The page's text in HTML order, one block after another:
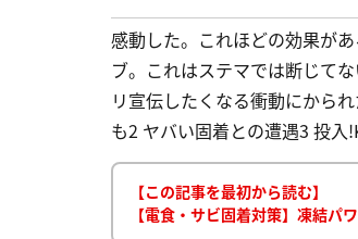
感動した。これほどの効果が
ブ。これはステマでは断じて
リ宣伝したくなる衝動にから
も2 ヤバい固着との遭遇3 投
【この記事を最初から読む】
【電食・サビ固着対策】凍結パ